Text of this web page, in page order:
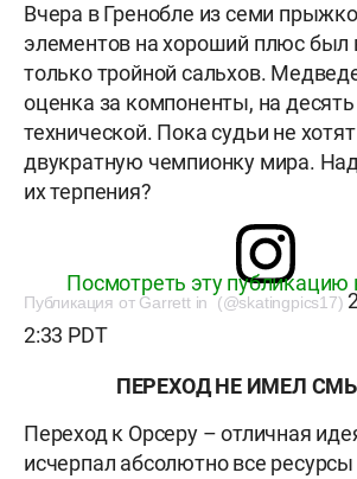
Вчера в Гренобле из семи
элементов на хороший плюс был
только тройной сальхов.
оценка за компоненты, на
технической. Пока судьи не
двукратную чемпионку мира.
их терпения?
Посмотреть эту публикацию
Публикация от Garrett in (@skatingpics17)
2:33 PDT
ПЕРЕХОД НЕ ИМЕЛ
Переход к Орсеру – отличная
исчерпал абсолютно все